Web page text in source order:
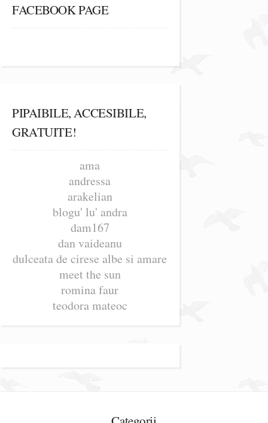
FACEBOOK PAGE
PIPAIBILE, ACCESIBILE,
GRATUITE!
ama
andressa
arakelian
blogu' lu' andra
dam167
dan vaideanu
dulceata de cirese albe si amare
meet the sun
romina faur
teodora mateoc